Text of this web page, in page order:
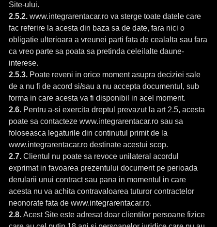
Site-ului.
2.5.2.www.integrarentacar.ro va sterge toate datele care
fac referire la acesta din baza sa de date, fara nici o
obligatie ulterioara a vreunei parti fata de cealalta sau fara
ca vreo parte sa poata sa pretinda celeilalte daune-
interese.
2.5.3.Poate reveni in orice moment asupra deciziei sale
de a nu fi de acord si/sau a nu accepta documentul, sub
forma in care acesta va fi disponibil in acel moment.
2.6.Pentru a-si exercita dreptul prevazut la art 2.5, acesta
poate sa contacteze www.integrarentacar.ro sau sa
foloseasca legaturile din continutul primit de la
www.integrarentacar.ro destinate acestui scop.
2.7.Clientul nu poate sa revoce unilateral acordul
exprimat in favoarea prezentului document pe perioada
derularii unui contract sau pana in momentul in care
acesta nu va achita contravaloarea tuturor contractelor
neonorate fata de www.integrarentacar.ro.
2.8.Acest Site este adresat doar clientilor persoane fizice